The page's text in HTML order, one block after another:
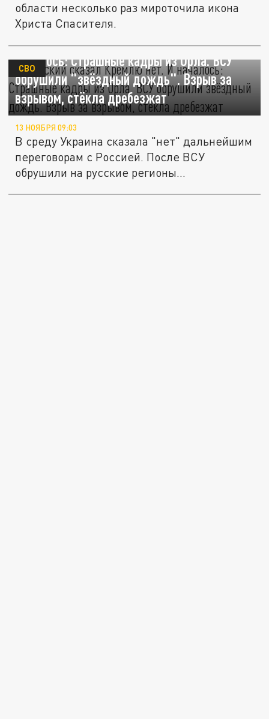
области несколько раз мироточила икона
Христа Спасителя.
Зеленский сказал Кремлю "нет". И
началось: Страшные кадры из Орла. ВСУ
обрушили "звёздный дождь". Взрыв за
взрывом, стëкла дребезжат
СВО
13 НОЯБРЯ 09:03
В среду Украина сказала "нет" дальнейшим
переговорам с Россией. После ВСУ
обрушили на русские регионы...